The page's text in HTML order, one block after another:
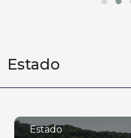
Estado
Estado